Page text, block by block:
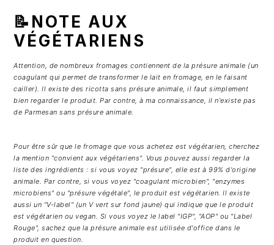
📝NOTE AUX
VÉGÉTARIENS
Attention, de nombreux fromages contiennent de la présure animale (un
coagulant qui permet de transformer le lait en fromage, en le faisant
cailler). Il existe des ricotta sans présure animale, il faut simplement
bien regarder le produit. Par contre, à ma connaissance, il n'existe pas
de Parmesan sans présure animale.
Pour être sûr que le fromage que vous achetez est végétarien, cherchez
la mention "convient aux végétariens". Vous pouvez aussi regarder la
liste des ingrédients : si vous voyez "présure", elle est à 99% d'origine
animale. Par contre, si vous voyez "coagulant microbien", "enzymes
microbiens" ou "présure végétale", le produit est végétarien. Il existe
aussi un "V-label" (un V vert sur fond jaune) qui indique que le produit
est végétarien ou vegan. Si vous voyez le label "IGP", "AOP" ou "Label
Rouge", sachez que la présure animale est utilisée d'office dans le
produit en question.